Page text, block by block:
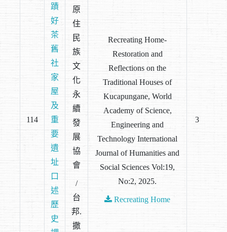
114
蹟
好
茶
舊
社
家
屋
及
重
要
遺
址
口
述
歷
史
原
住
民
族
文
化
永
續
發
展
協
會
/
台
邦.
撒
Recreating Home-
Restoration and
Reflections on the
Traditional Houses of
Kucapungane, World
Academy of Science,
Engineering and
Technology International
Journal of Humanities and
Social Sciences Vol:19,
No:2, 2025.
Recreating Home
3